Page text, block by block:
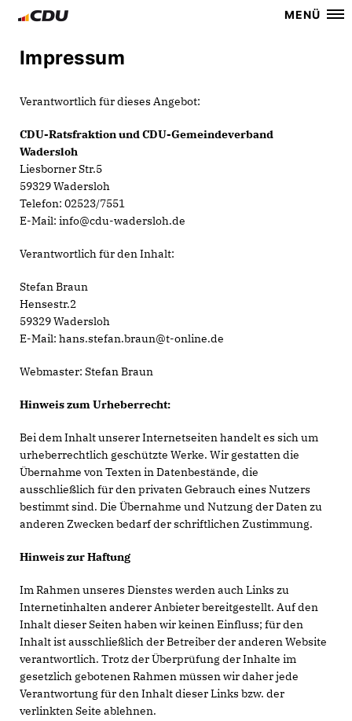
MENÜ
Impressum
Verantwortlich für dieses Angebot:
CDU-Ratsfraktion und CDU-Gemeindeverband
Wadersloh
Liesborner Str.5
59329 Wadersloh
Telefon: 02523/7551
E-Mail: info@cdu-wadersloh.de
Verantwortlich für den Inhalt:
Stefan Braun
Hensestr.2
59329 Wadersloh
E-Mail: hans.stefan.braun@t-online.de
Webmaster: Stefan Braun
Hinweis zum Urheberrecht:
Bei dem Inhalt unserer Internetseiten handelt es sich um
urheberrechtlich geschützte Werke. Wir gestatten die
Übernahme von Texten in Datenbestände, die
ausschließlich für den privaten Gebrauch eines Nutzers
bestimmt sind. Die Übernahme und Nutzung der Daten zu
anderen Zwecken bedarf der schriftlichen Zustimmung.
Hinweis zur Haftung
Im Rahmen unseres Dienstes werden auch Links zu
Internetinhalten anderer Anbieter bereitgestellt. Auf den
Inhalt dieser Seiten haben wir keinen Einfluss; für den
Inhalt ist ausschließlich der Betreiber der anderen Website
verantwortlich. Trotz der Überprüfung der Inhalte im
gesetzlich gebotenen Rahmen müssen wir daher jede
Verantwortung für den Inhalt dieser Links bzw. der
verlinkten Seite ablehnen.